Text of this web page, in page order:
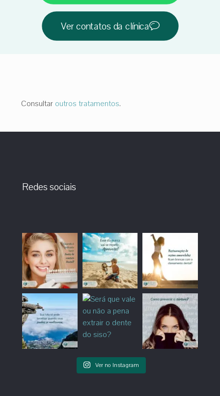
Ver contatos da clínica
Consultar outros tratamentos.
Redes sociais
Ver no Instagram